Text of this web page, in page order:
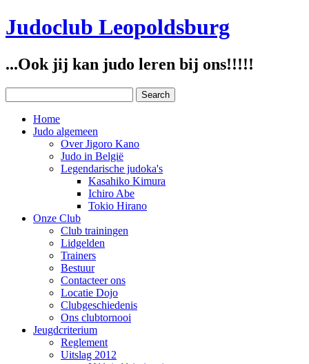
Judoclub Leopoldsburg
...Ook jij kan judo leren bij ons!!!!!
Home
Judo algemeen
Over Jigoro Kano
Judo in België
Legendarische judoka's
Kasahiko Kimura
Ichiro Abe
Tokio Hirano
Onze Club
Club trainingen
Lidgelden
Trainers
Bestuur
Contacteer ons
Locatie Dojo
Clubgeschiedenis
Ons clubtornooi
Jeugdcriterium
Reglement
Uitslag 2012